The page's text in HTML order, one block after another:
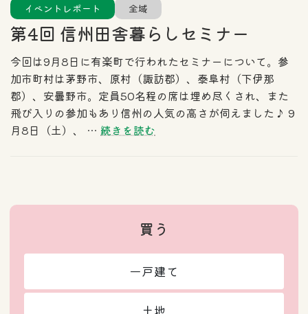
中信エリア 南信エリア
フリーワード検索
イベントレポート 全域
第4回 信州田舎暮らしセミナー
今回は9月8日に有楽町で行われたセミナーについて。参
加市町村は茅野市、原村（諏訪郡）、泰阜村（下伊那
郡）、安曇野市。定員50名程の席は埋め尽くされ、また
飛び入りの参加もあり信州の人気の高さが伺えました♪ 9
月8日（土）、 … 続きを読む
買う
一戸建て
土地